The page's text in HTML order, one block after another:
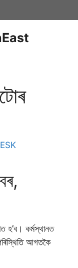
হ’ব। কৰ্মস্থানত
আগতকৈ